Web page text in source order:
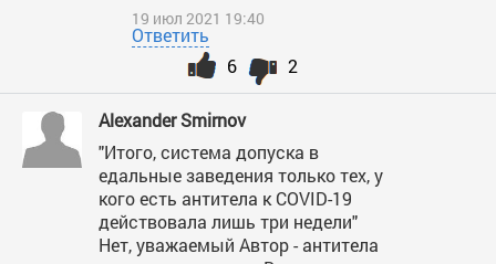
19 июл 2021 19:40
Ответить
2
6
Alexander Smirnov
"Итого, система допуска в
едальные заведения только тех, у
кого есть антитела к COVID-19
действовала лишь три недели"
Нет, уважаемый Автор - антитела